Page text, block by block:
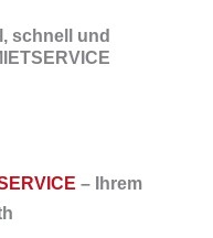
schnell und
– Ihrem